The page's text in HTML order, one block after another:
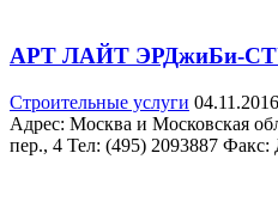
АРТ ЛАЙТ ЭРДжиБи-
Строительные услуги 04.11.2016
Адрес: Москва и Московская
пер., 4 Teл: (495) 2093887